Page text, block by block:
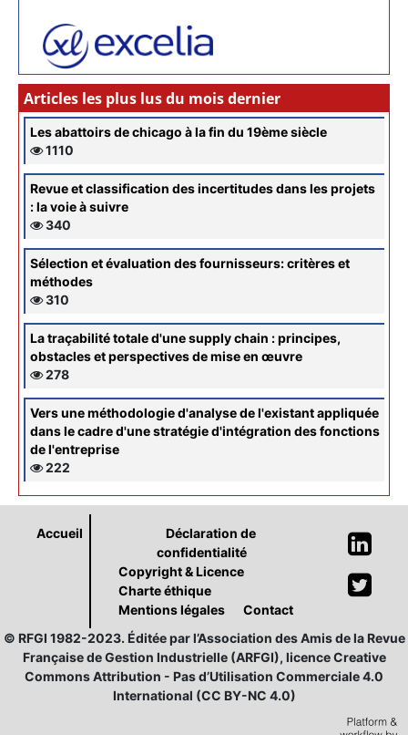
Articles les plus lus du mois dernier
Les abattoirs de chicago à la fin du 19ème siècle
1110
Revue et classification des incertitudes dans les projets
: la voie à suivre
340
Sélection et évaluation des fournisseurs: critères et
méthodes
310
La traçabilité totale d'une supply chain : principes,
obstacles et perspectives de mise en œuvre
278
Vers une méthodologie d'analyse de l'existant appliquée
dans le cadre d'une stratégie d'intégration des fonctions
de l'entreprise
222
Accueil
Déclaration de
confidentialité
Copyright & Licence
Charte éthique
Mentions légales
Contact
© RFGI 1982-2023. Éditée par l’Association des Amis de la Revue
Française de Gestion Industrielle (ARFGI), licence Creative
Commons Attribution - Pas d’Utilisation Commerciale 4.0
International (CC BY-NC 4.0)